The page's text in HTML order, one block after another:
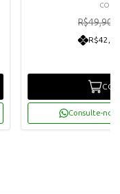
R$49,90
Consulte-nos